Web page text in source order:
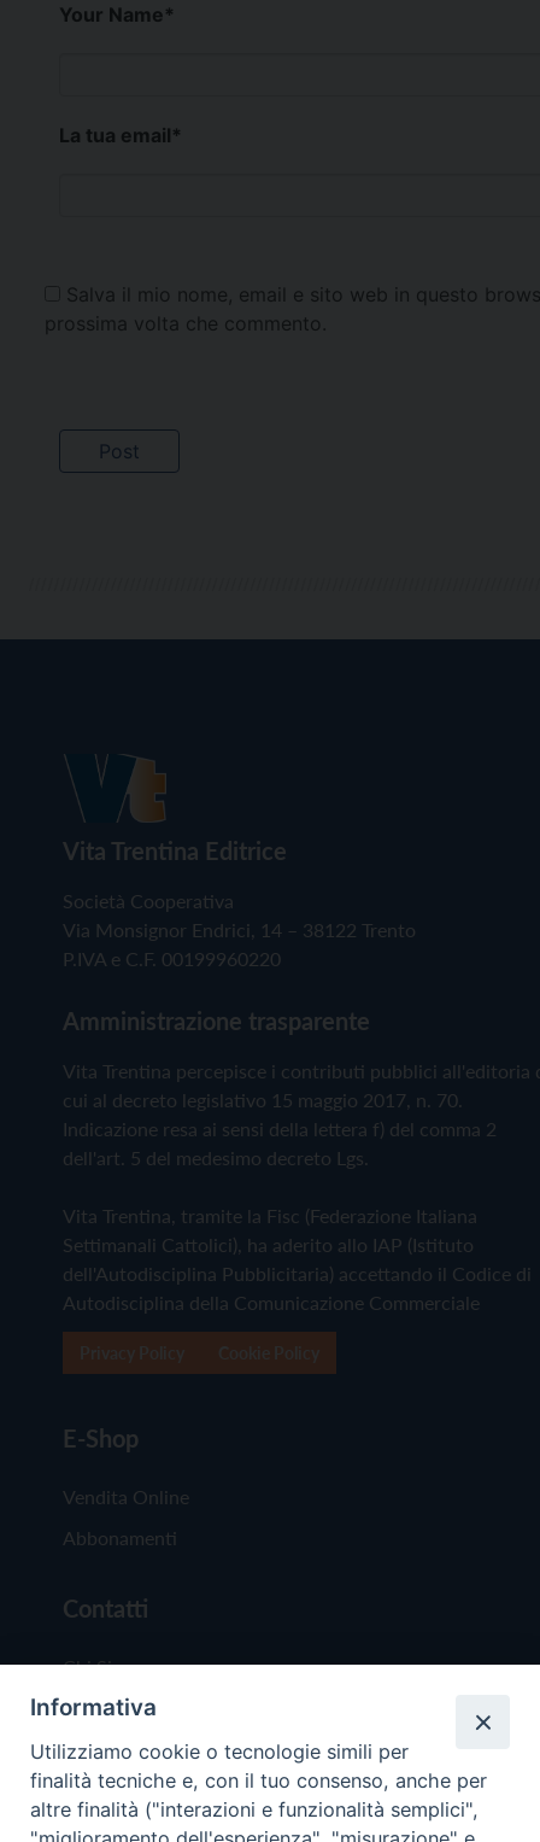
Your Name*
La tua email*
Salva il mio nome, email e sito web in questo
prossima volta che commento.
Vita Trentina Editrice
Società Cooperativa
Via Monsignor Endrici, 14 – 38122 Trento
P.IVA e C.F. 00199960220
Amministrazione trasparente
Vita Trentina percepisce i contributi pubblici all'editoria
cui al decreto legislativo 15 maggio 2017, n. 70.
Indicazione resa ai sensi della lettera f) del comma 2
dell'art. 5 del medesimo decreto Lgs.
Vita Trentina, tramite la Fisc (Federazione Italiana
Settimanali Cattolici), ha aderito allo IAP (Istituto
dell'Autodisciplina Pubblicitaria) accettando il Codice di
Autodisciplina della Comunicazione Commerciale
E-Shop
Vendita Online
Abbonamenti
Contatti
Chi Siamo
Redazione
Scrivici
Informativa
Utilizziamo cookie o tecnologie simili per
finalità tecniche e, con il tuo consenso, anche per
altre finalità ("interazioni e funzionalità semplici",